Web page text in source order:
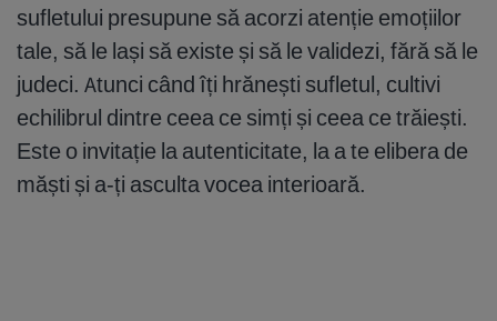
sufletului presupune să acorzi atenție emoțiilor
tale, să le lași să existe și să le validezi, fără să le
judeci. Atunci când îți hrănești sufletul, cultivi
echilibrul dintre ceea ce simți și ceea ce trăiești.
Este o invitație la autenticitate, la a te elibera de
măști și a-ți asculta vocea interioară.